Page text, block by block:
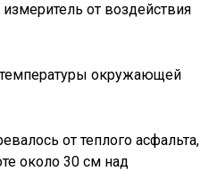
измеритель от воздействия
от теплого асфальта,
около 30 см над